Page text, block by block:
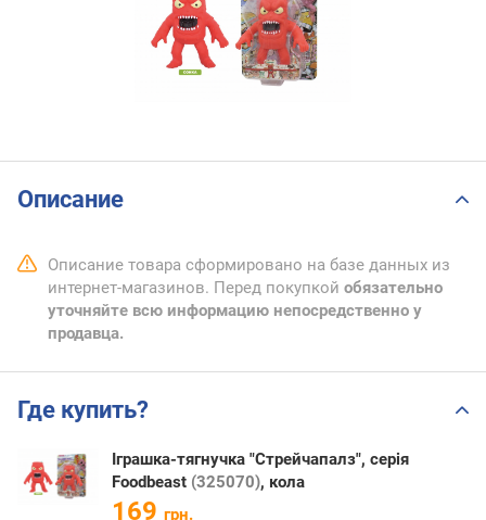
Описание
Описание товара сформировано на базе данных из
интернет-магазинов. Перед покупкой обязательно
уточняйте всю информацию непосредственно у
продавца.
Где купить?
Іграшка-тягнучка "Стрейчапалз", серія
Foodbeast (325070), кола
169 грн.